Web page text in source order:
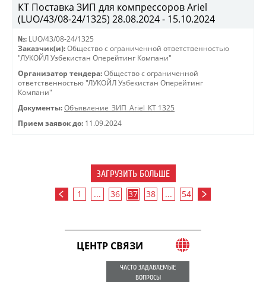
КТ Поставка ЗИП для компрессоров Ariel
(LUO/43/08-24/1325) 28.08.2024 - 15.10.2024
№: LUO/43/08-24/1325
Заказчик(и): Общество с ограниченной ответственностью
"ЛУКОЙЛ Узбекистан Оперейтинг Компани"
Организатор тендера: Общество с ограниченной
ответственностью "ЛУКОЙЛ Узбекистан Оперейтинг
Компани"
Документы: Объявление_ЗИП_Ariel_КТ 1325
Прием заявок до: 11.09.2024
ЗАГРУЗИТЬ БОЛЬШЕ
1 ... 36 37 38 ... 54
ЦЕНТР СВЯЗИ
ЧАСТО ЗАДАВАЕМЫЕ
ВОПРОСЫ